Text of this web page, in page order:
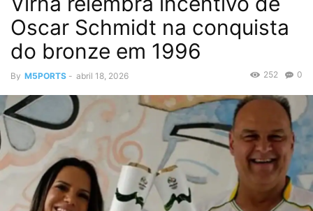
Oscar Schmidt na conquista
do bronze em 1996
By M5PORTS - abril 18, 2026 0
252